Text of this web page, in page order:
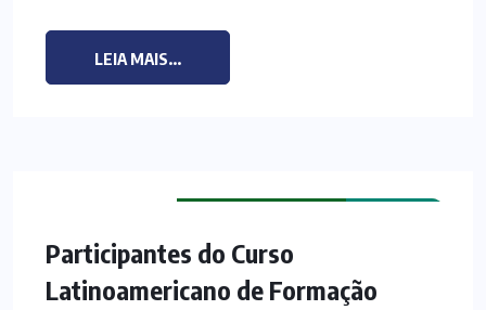
LEIA MAIS...
Participantes do Curso
Latinoamericano de Formação